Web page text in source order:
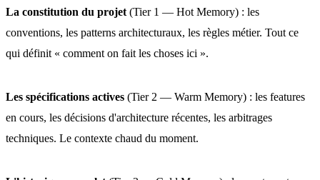
La constitution du projet (Tier 1 — Hot Memory) : les
conventions, les patterns architecturaux, les règles métier. Tout ce
qui définit « comment on fait les choses ici ».
Les spécifications actives (Tier 2 — Warm Memory) : les features
en cours, les décisions d'architecture récentes, les arbitrages
techniques. Le contexte chaud du moment.